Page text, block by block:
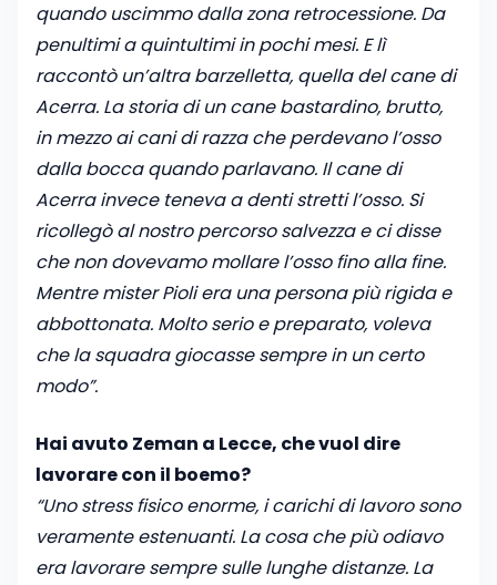
quando uscimmo dalla zona retrocessione. Da
penultimi a quintultimi in pochi mesi. E lì
raccontò un’altra barzelletta, quella del cane di
Acerra. La storia di un cane bastardino, brutto,
in mezzo ai cani di razza che perdevano l’osso
dalla bocca quando parlavano. Il cane di
Acerra invece teneva a denti stretti l’osso. Si
ricollegò al nostro percorso salvezza e ci disse
che non dovevamo mollare l’osso fino alla fine.
Mentre mister Pioli era una persona più rigida e
abbottonata. Molto serio e preparato, voleva
che la squadra giocasse sempre in un certo
modo”.
Hai avuto Zeman a Lecce, che vuol dire
lavorare con il boemo?
“Uno stress fisico enorme, i carichi di lavoro sono
veramente estenuanti. La cosa che più odiavo
era lavorare sempre sulle lunghe distanze. La